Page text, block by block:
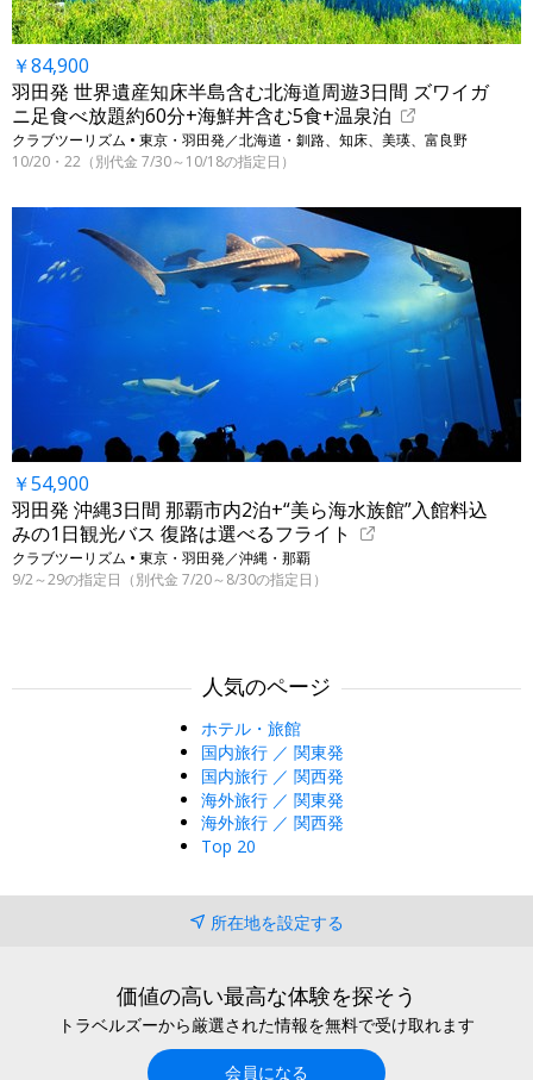
￥84,900
羽田発 世界遺産知床半島含む北海道周遊3日間 ズワイガ
ニ足食べ放題約60分+海鮮丼含む5食+温泉泊
クラブツーリズム • 東京・羽田発／北海道・釧路、知床、美瑛、富良野
10/20・22（別代金 7/30～10/18の指定日）
￥54,900
羽田発 沖縄3日間 那覇市内2泊+“美ら海水族館”入館料込
みの1日観光バス 復路は選べるフライト
クラブツーリズム • 東京・羽田発／沖縄・那覇
9/2～29の指定日（別代金 7/20～8/30の指定日）
人気のページ
ホテル・旅館
国内旅行 ／ 関東発
国内旅行 ／ 関西発
海外旅行 ／ 関東発
海外旅行 ／ 関西発
Top 20
所在地を設定する
価値の高い最高な体験を探そう
トラベルズーから厳選された情報を無料で受け取れます
会員になる